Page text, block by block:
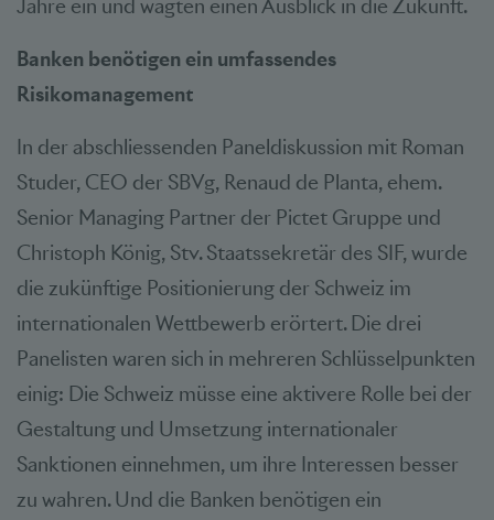
Jahre ein und wagten einen Ausblick in die Zukunft.
Banken benötigen ein umfassendes
Risikomanagement
In der abschliessenden Paneldiskussion mit Roman
Studer, CEO der SBVg, Renaud de Planta, ehem.
Senior Managing Partner der Pictet Gruppe und
Christoph König, Stv. Staatssekretär des SIF, wurde
die zukünftige Positionierung der Schweiz im
internationalen Wettbewerb erörtert. Die drei
Panelisten waren sich in mehreren Schlüsselpunkten
einig: Die Schweiz müsse eine aktivere Rolle bei der
Gestaltung und Umsetzung internationaler
Sanktionen einnehmen, um ihre Interessen besser
zu wahren. Und die Banken benötigen ein